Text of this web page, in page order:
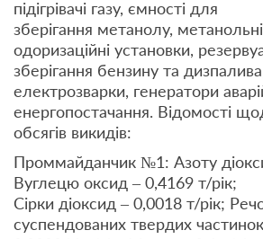
підігрівачі газу, ємності для
зберігання метанолу,
одоризаційні установки,
зберігання бензину та
електрозварки, генератори
енергопостачання. Відомості
обсягів викидів:
Проммайданчик №1: Азоту
Вуглецю оксид – 0,4169 т/рік;
Сірки діоксид – 0,0018 т/рік;
суспендованих твердих